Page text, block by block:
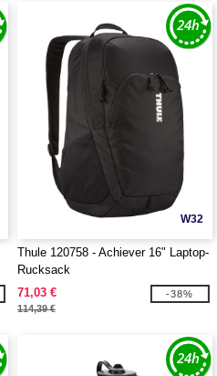
W32
Thule 120758 - Achiever 16" Laptop-
Rucksack
71,03 €
114,39 €
-38%